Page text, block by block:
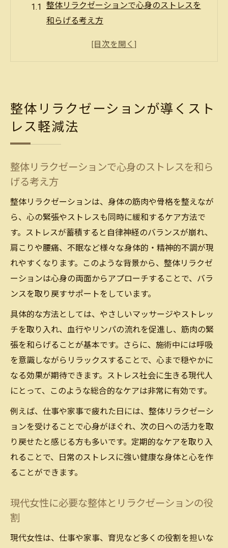
整体リラクゼーションで心身のストレスを
和らげる考え方
現代女性に必要な整体とリラクゼーション
リラクゼーション整体で得られる心の安定
感とは
整体リラクゼーションのストレス軽減体験
心身を癒すリラクゼーション整体の魅力とは
リラクゼーション整体がもたらす癒しと整
体の相乗効果
整体リラクゼーションで実感する心身の変
化
整体でストレスが軽減される理由を詳しく
解説
リラクゼーション整体の満足感が女性に好
評な理由
整体リラクゼーションの施術で心も体もリ
ラックス
ストレスケアに役立つ整体の活用ポイント
ストレスケアに整体リラクゼーションが効
果的な理由
工夫
整体でストレスを和らげるセルフケアの実
践方法
整体ストレスケアを続ける秘訣とリラクゼ
整体リラクゼーションが導くスト
レス軽減法
整体リラクゼーションで心身のストレスを和ら
げる考え方
整体リラクゼーションは、身体の筋肉や骨格を整えなが
ら、心の緊張やストレスも同時に緩和するケア方法で
す。ストレスが蓄積すると自律神経のバランスが崩れ、
肩こりや腰痛、不眠など様々な身体的・精神的不調が現
れやすくなります。このような背景から、整体リラクゼ
ーションは心身の両面からアプローチすることで、バラ
ンスを取り戻すサポートをしています。
具体的な方法としては、やさしいマッサージやストレッ
チを取り入れ、血行やリンパの流れを促進し、筋肉の緊
張を和らげることが基本です。さらに、施術中には呼吸
を意識しながらリラックスすることで、心まで穏やかに
なる効果が期待できます。ストレス社会に生きる現代人
にとって、このような総合的なケアは非常に有効です。
例えば、仕事や家事で疲れた日には、整体リラクゼーシ
ョンを受けることで心身がほぐれ、次の日への活力を取
り戻せたと感じる方も多いです。定期的なケアを取り入
れることで、日常のストレスに強い健康な身体と心を作
ることができます。
現代女性に必要な整体とリラクゼーションの役
割
現代女性は、仕事や家事、育児など多くの役割を担いな